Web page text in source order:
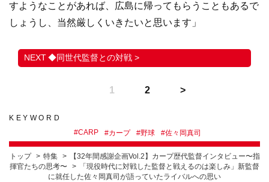
すようなことがあれば、広島に帰ってもらうこともあるで
しょうし、当然厳しくいきたいと思います」
◆同世代監督との対戦 >
1 2
KEYWORD
#CARP #カープ #野球 #佐々岡真司
トップ 特集
【32年間感謝企画Vol.2】カープ歴代監督インタビュー〜指
揮官たちの思考〜
「現役時代に対戦した監督と戦えるのは楽しみ」新監督
に就任した佐々岡真司が語っていたライバルへの思い